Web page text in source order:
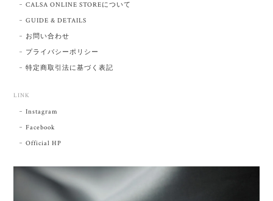
CALSA ONLINE STOREについて
GUIDE & DETAILS
お問い合わせ
プライバシーポリシー
特定商取引法に基づく表記
LINK
Instagram
Facebook
Official HP